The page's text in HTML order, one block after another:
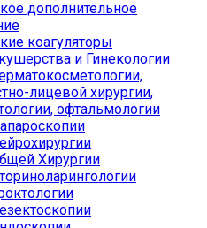
дополнительное
коагуляторы
и Гинекологии
лицевой хирургии,
офтальмологии
Хирургии